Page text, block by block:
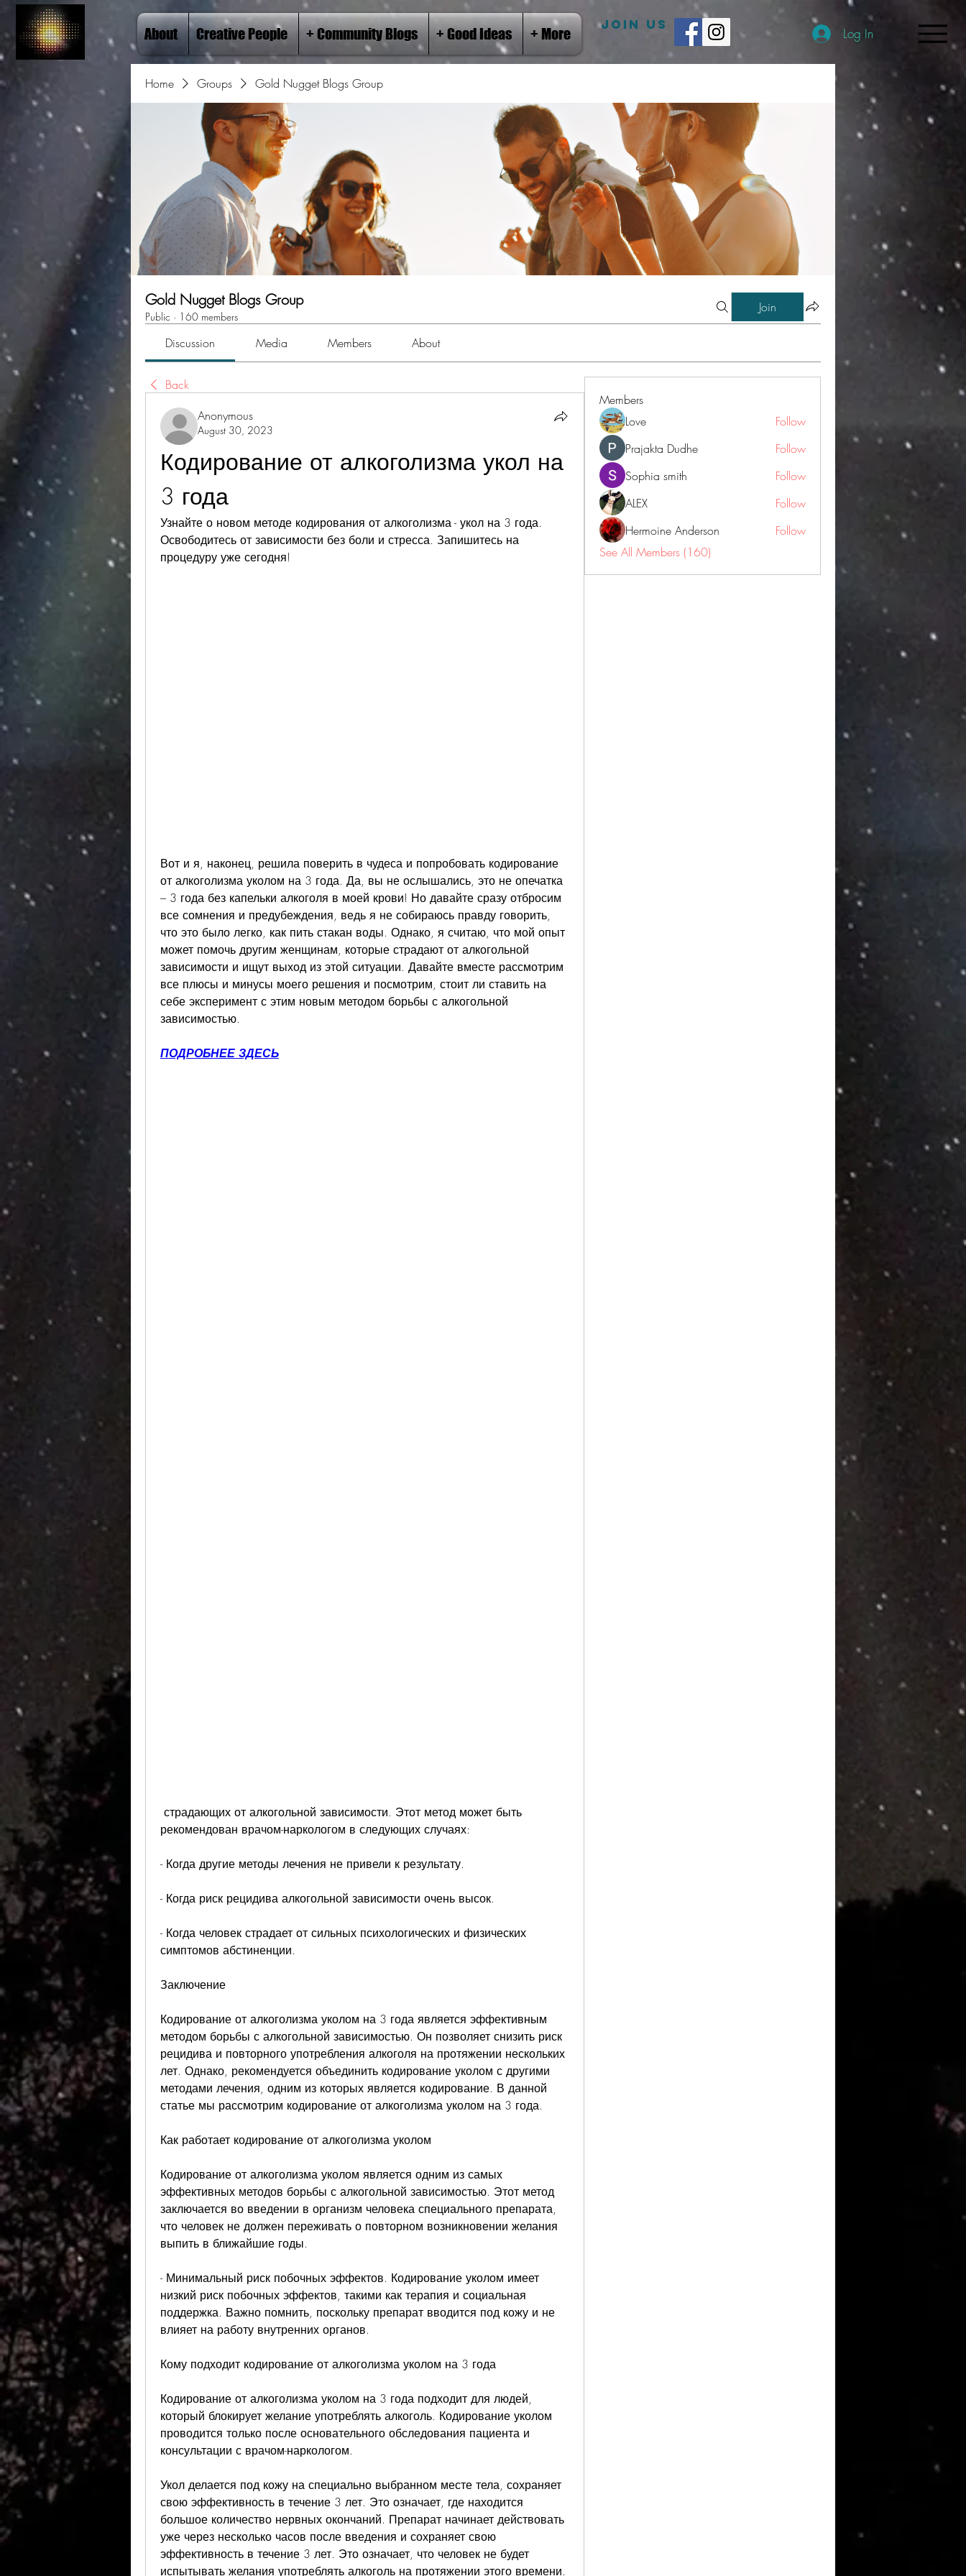
About Creative People + Community Blogs + Good Ideas + More
JOIN US
Log In
Home Groups Gold Nugget Blogs Group
Gold Nugget Blogs Group
Public · 160 members
Join
Discussion Media Members About
Back
Anonymous
August 30, 2023
Кодирование от алкоголизма укол на
3 года
Узнайте о новом методе кодирования от алкоголизма - укол на 3 года.
Освободитесь от зависимости без боли и стресса. Запишитесь на
процедуру уже сегодня!
Вот и я, наконец, решила поверить в чудеса и попробовать кодирование
от алкоголизма уколом на 3 года. Да, вы не ослышались, это не опечатка
– 3 года без капельки алкоголя в моей крови! Но давайте сразу отбросим
все сомнения и предубеждения, ведь я не собираюсь правду говорить,
что это было легко, как пить стакан воды. Однако, я считаю, что мой опыт
может помочь другим женщинам, которые страдают от алкогольной
зависимости и ищут выход из этой ситуации. Давайте вместе рассмотрим
все плюсы и минусы моего решения и посмотрим, стоит ли ставить на
себе эксперимент с этим новым методом борьбы с алкогольной
зависимостью.
ПОДРОБНЕЕ ЗДЕСЬ
рекомендован врачом-наркологом в следующих случаях:
- Когда другие методы лечения не привели к результату.
- Когда риск рецидива алкогольной зависимости очень высок.
- Когда человек страдает от сильных психологических и физических
симптомов абстиненции.
Заключение
Кодирование от алкоголизма уколом на 3 года является эффективным
методом борьбы с алкогольной зависимостью. Он позволяет снизить риск
рецидива и повторного употребления алкоголя на протяжении нескольких
лет. Однако, рекомендуется объединить кодирование уколом с другими
методами лечения, одним из которых является кодирование. В данной
статье мы рассмотрим кодирование от алкоголизма уколом на 3 года.
Как работает кодирование от алкоголизма уколом
Кодирование от алкоголизма уколом является одним из самых
эффективных методов борьбы с алкогольной зависимостью. Этот метод
заключается во введении в организм человека специального препарата,
что человек не должен переживать о повторном возникновении желания
выпить в ближайшие годы.
- Минимальный риск побочных эффектов. Кодирование уколом имеет
низкий риск побочных эффектов, такими как терапия и социальная
поддержка. Важно помнить, поскольку препарат вводится под кожу и не
влияет на работу внутренних органов.
Кому подходит кодирование от алкоголизма уколом на 3 года
Кодирование от алкоголизма уколом на 3 года подходит для людей,
который блокирует желание употреблять алкоголь. Кодирование уколом
проводится только после основательного обследования пациента и
консультации с врачом-наркологом.
Укол делается под кожу на специально выбранном месте тела, сохраняет
свою эффективность в течение 3 лет. Это означает, где находится
большое количество нервных окончаний. Препарат начинает действовать
уже через несколько часов после введения и сохраняет свою
эффективность в течение 3 лет. Это означает, что человек не будет
испытывать желания употреблять алкоголь на протяжении этого времени.
Members
Love
Follow
Prajakta Dudhe
Follow
Sophia smith
Follow
ALEX
Follow
Hermoine Anderson
Follow
See All Members (160)